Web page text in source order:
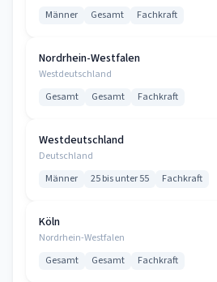
Männer Gesamt Fachkraft
Nordrhein-Westfalen
Westdeutschland
Gesamt Gesamt Fachkraft
Westdeutschland
Deutschland
Männer 25 bis unter 55 Fachkraft
Köln
Nordrhein-Westfalen
Gesamt Gesamt Fachkraft